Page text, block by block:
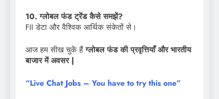
10. ग्लोबल फंड ट्रेंड कैसे समझें?
FII डेटा और वैश्विक आर्थिक संकेतों से।
आज हम सीख चुकें हैंग्लोबल फंड की प्रवृत्तियाँ और भारतीय
बाजार में अवसर |
“Live Chat Jobs – You have to try this one”